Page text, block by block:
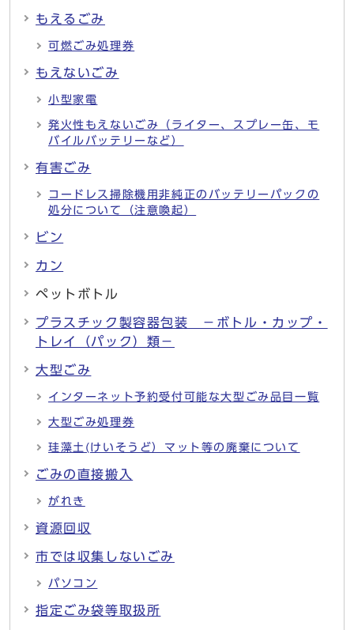
もえるごみ
可燃ごみ処理券
もえないごみ
小型家電
発火性もえないごみ（ライター、スプレー缶、モ
バイルバッテリーなど）
有害ごみ
コードレス掃除機用非純正のバッテリーパックの
処分について（注意喚起）
ビン
カン
ペットボトル
プラスチック製容器包装 －ボトル・カップ・
トレイ（パック）類－
大型ごみ
インターネット予約受付可能な大型ごみ品目一覧
大型ごみ処理券
珪藻土(けいそうど）マット等の廃棄について
ごみの直接搬入
がれき
資源回収
市では収集しないごみ
パソコン
指定ごみ袋等取扱所